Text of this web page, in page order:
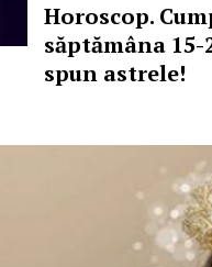
Horoscop.
săptămâna 15-
spun astrele!